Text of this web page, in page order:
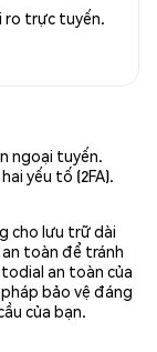
ro trực tuyến.
ngoại tuyến.
yếu tố (2FA).
cho lưu trữ dài
toàn để tránh
an toàn của
bảo vệ đáng
của bạn.